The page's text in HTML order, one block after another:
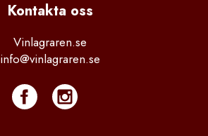
Kontakta oss
Vinlagraren.se
info@vinlagraren.se